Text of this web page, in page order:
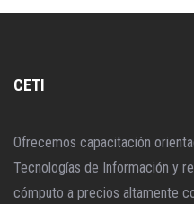
CETI
Ofrecemos capacitación
Tecnologías de Información y
cómputo a precios altamente